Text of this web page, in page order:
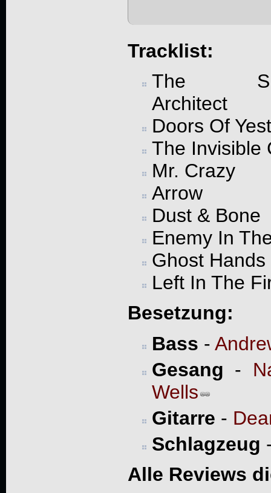
Tracklist:
The
Architect
Doors Of
The Invisible
Mr. Crazy
Arrow
Dust & Bone
Enemy In
Ghost Hands
Left In The
Besetzung:
Bass -
Gesang -
Wells
Gitarre -
Schlagzeug
Alle Reviews